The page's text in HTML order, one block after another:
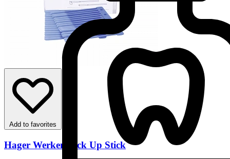
Add to favorites
Hager Werken Pick Up Stick